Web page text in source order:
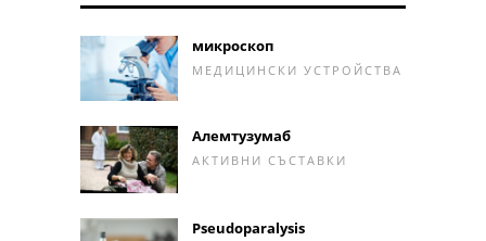
микроскоп
МЕДИЦИНСКИ УСТРОЙСТВА
Алемтузумаб
АКТИВНИ СЪСТАВКИ
Pseudoparalysis